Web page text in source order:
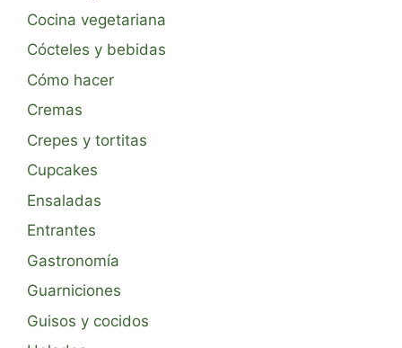
Cocina vegetariana
Cócteles y bebidas
Cómo hacer
Cremas
Crepes y tortitas
Cupcakes
Ensaladas
Entrantes
Gastronomía
Guarniciones
Guisos y cocidos